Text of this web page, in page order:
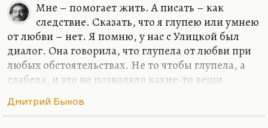
Мне – помогает жить. А писать – как
следствие. Сказать, что я глупею или умнею
от любви – нет. Я помню, у нас с Улицкой был
диалог. Она говорила, что глупела от любви при
любых обстоятельствах. Не то чтобы глупела, а
слабела, и это не позволяло какие-то вещи
все-таки этого нет, для меня любовь – это формат
Дмитрий Быков